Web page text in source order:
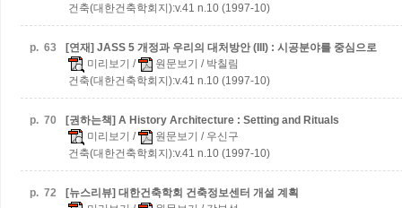
건축(대한건축학회지):v.41 n.10 (1997-10)
p. 63
[연재] JASS 5 개정과 우리의 대처방안 (III) : 시공분야를 중심으로
미리보기 / 원문보기 / 박칠림
건축(대한건축학회지):v.41 n.10 (1997-10)
p. 70
[권하는책] A History Architecture : Setting and Rituals
미리보기 / 원문보기 / 우신구
건축(대한건축학회지):v.41 n.10 (1997-10)
p. 72
[뉴스리뷰] 대한건축학회 건축정보센터 개설 계획